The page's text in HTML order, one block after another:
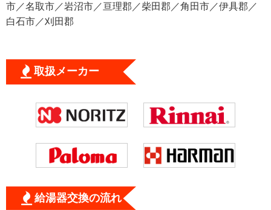
市／名取市／岩沼市／亘理郡／柴田郡／角田市／伊具郡／
白石市／刈田郡
取扱メーカー
給湯器交換の流れ